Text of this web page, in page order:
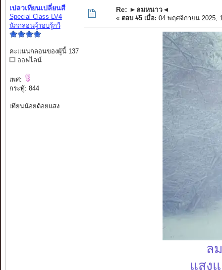
เปลวเทียนเปลี่ยนสี
Special Class LV4
นักกลอนผู้รอบรู้กวี
คะแนนกลอนของผู้นี้ 137
ออฟไลน์
เพศ:
กระทู้: 844
เทียนน้อยด้อยแสง
Re: ►ลมหนาว◄
« ตอบ #5 เมื่อ: 04 พฤศจิกายน 2025,
ล
แสง